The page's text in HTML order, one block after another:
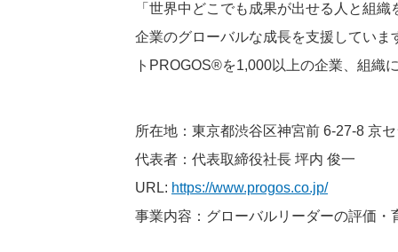
「世界中どこでも成果が出せる人と組
企業のグローバルな成長を支援してい
トPROGOS®を1,000以上の企業、組織
所在地：東京都渋谷区神宮前 6-27-8 京
代表者：代表取締役社長 坪内 俊一
URL: https://www.progos.co.jp/
事業内容：グローバルリーダーの評価・